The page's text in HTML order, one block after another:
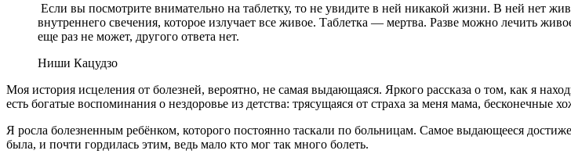
Если вы посмотрите внимательно на таблетку, то не увидите в ней никакой жизни. В ней нет
внутреннего свечения, которое излучает все живое. Таблетка — мертва. Разве можно лечить
еще раз не может, другого ответа нет.
Ниши Кацудзо
Моя история исцеления от болезней, вероятно, не самая выдающаяся. Яркого рассказа о том, как я
есть богатые воспоминания о нездоровье из детства: трясущаяся от страха за меня мама, бесконечные
Я росла болезненным ребёнком, которого постоянно таскали по больницам. Самое выдающееся
была, и почти гордилась этим, ведь мало кто мог так много болеть.